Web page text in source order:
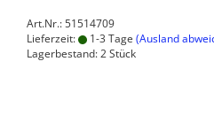
Art.Nr.: 51514709
Lieferzeit:
1-3 Tage (Ausland
Lagerbestand: 2 Stück